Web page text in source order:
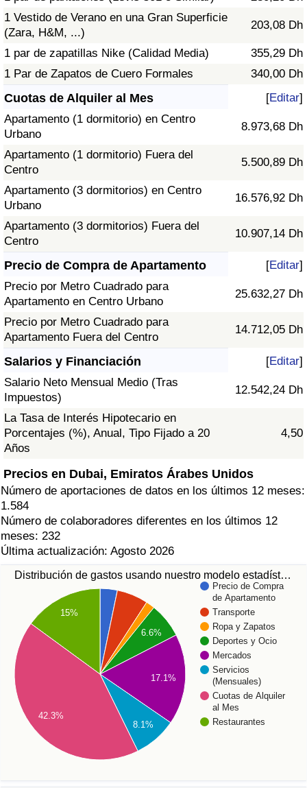
1 Vestido de Verano en una Gran Superficie
(Zara, H&M, ...)
203,08 Dh
1 par de zapatillas Nike (Calidad Media)
355,29 Dh
1 Par de Zapatos de Cuero Formales
340,00 Dh
Cuotas de Alquiler al Mes [Editar]
Apartamento (1 dormitorio) en Centro
Urbano
8.973,68 Dh
Apartamento (1 dormitorio) Fuera del
Centro
5.500,89 Dh
Apartamento (3 dormitorios) en Centro
Urbano
16.576,92 Dh
Apartamento (3 dormitorios) Fuera del
Centro
10.907,14 Dh
Precio de Compra de Apartamento [Editar]
Precio por Metro Cuadrado para
Apartamento en Centro Urbano
25.632,27 Dh
Precio por Metro Cuadrado para
Apartamento Fuera del Centro
14.712,05 Dh
Salarios y Financiación [Editar]
Salario Neto Mensual Medio (Tras
Impuestos)
12.542,24 Dh
La Tasa de Interés Hipotecario en
Porcentajes (%), Anual, Tipo Fijado a 20
Años
4,50
Precios en Dubai, Emiratos Árabes Unidos
Número de aportaciones de datos en los últimos 12 meses:
1.584
Número de colaboradores diferentes en los últimos 12
meses: 232
Última actualización: Agosto 2026
Distribución de gastos usando nuestro modelo estadíst…
Precio de Compra
de Apartamento
Transporte
Ropa y Zapatos
Deportes y Ocio
Mercados
Servicios
(Mensuales)
Cuotas de Alquiler
al Mes
Restaurantes
6.6%
17.1%
8.1%
15%
42.3%